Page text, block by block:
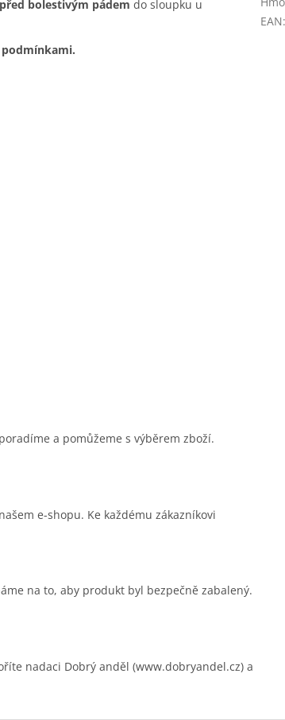
před bolestivým pádem do sloupku u
a pomůžeme s výběrem zboží.
e-shopu. Ke každému zákazníkovi
na to, aby produkt byl bezpečně zabalený.
nadaci Dobrý anděl (www.dobryandel.cz) a
EAN: